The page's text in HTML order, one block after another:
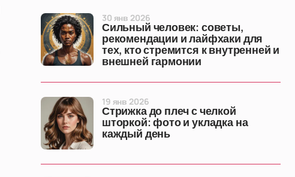
Сильный человек: советы,
рекомендации и лайфхаки для
тех, кто стремится к внутренней и
внешней гармонии
30 янв 2026
Стрижка до плеч с челкой
шторкой: фото и укладка на
каждый день
19 янв 2026